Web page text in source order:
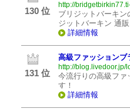
130 位
http://
ブリジットバーキ
ジットバーキン 通
詳細情報
131 位
高級ファッションブ
http://blog.livedoor.jp/
今流行りの高級ファ
す！
詳細情報